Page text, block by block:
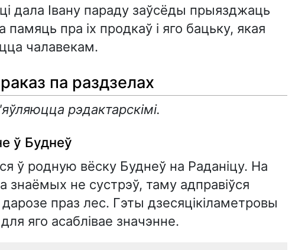
дала Івану параду заўсёды прыязджаць
памяць пра іх продкаў і яго бацьку, якая
чалавекам.
па раздзелах
рэдактарскімі.
ў Буднеў
ў родную вёску Буднеў на Раданіцу. На
знаёмых не сустрэў, таму адправіўся
праз лес. Гэты дзесяцікіламетровы
яго асаблівае значэнне.